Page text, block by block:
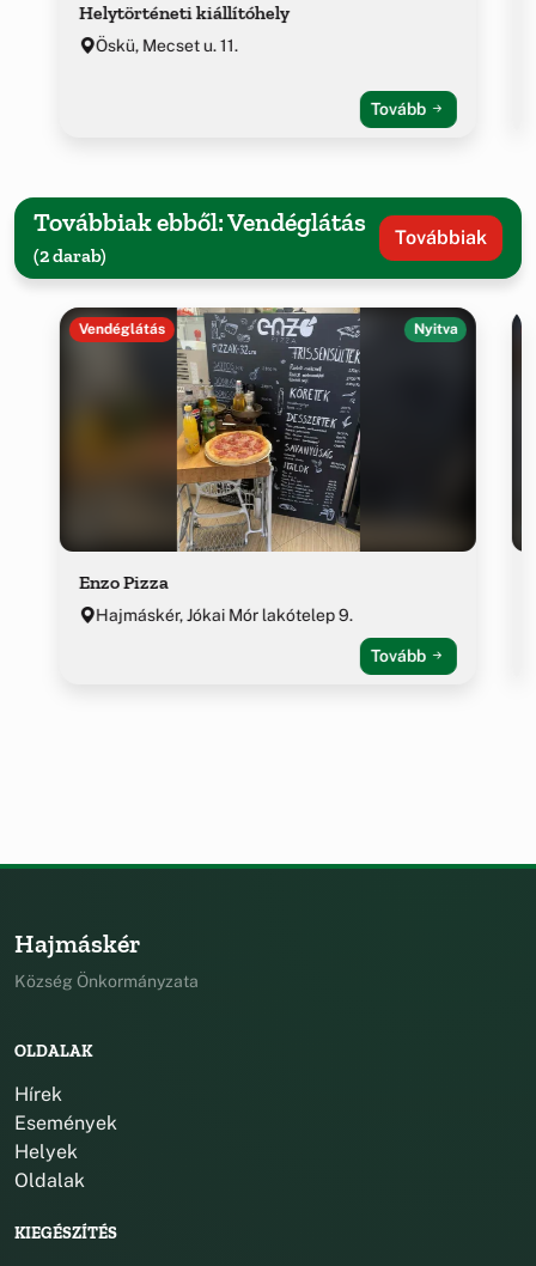
Helytörténeti kiállítóhely
Öskü, Mecset u. 11.
Tovább
Továbbiak ebből: Vendéglátás
(2 darab)
Továbbiak
Vendéglátás Nyitva
Enzo Pizza
Hajmáskér, Jókai Mór lakótelep 9.
Tovább
Hajmáskér
Község Önkormányzata
OLDALAK
Hírek
Események
Helyek
Oldalak
KIEGÉSZÍTÉS